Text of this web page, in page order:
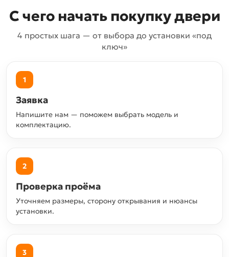
С чего начать покупку двери
4 простых шага — от выбора до установки «под
ключ»
1
Заявка
Напишите нам — поможем выбрать модель и
комплектацию.
2
Проверка проёма
Уточняем размеры, сторону открывания и нюансы
установки.
3